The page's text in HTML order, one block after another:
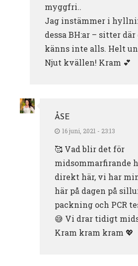
myggfri..
Jag instämmer i
dessa BH:ar – sitter där
känns inte alls. Helt
Njut kvällen! Kram 💕
ÅSE
16 juni, 2021 - 23:13
🥰 Vad blir det för
midsommarfirande
direkt här, vi har
här på dagen på
packning och PCR
😅 Vi drar tidigt
Kram kram kram 💖